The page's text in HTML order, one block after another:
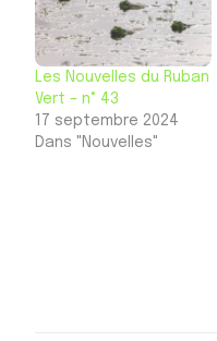
Les Nouvelles du Ruban
Vert – n° 43
17 septembre 2024
Dans "Nouvelles"